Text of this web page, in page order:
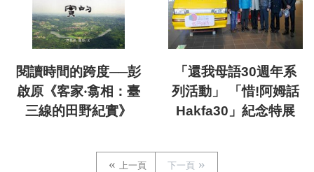
閱讀時間的跨度──彭
啟原《客家‧翕相：臺
三線的田野紀實》
「還我母語30週年系
列活動」 「惜!阿姆話
Hakfa30」紀念特展
上一頁 下一頁